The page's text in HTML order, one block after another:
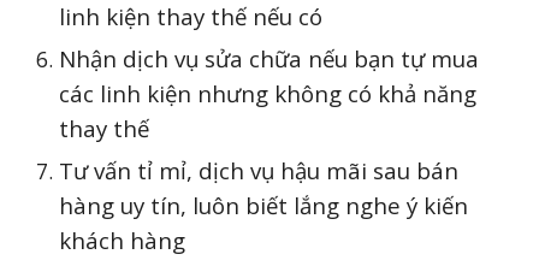
linh kiện thay thế nếu có
Nhận dịch vụ sửa chữa nếu bạn tự mua
các linh kiện nhưng không có khả năng
thay thế
Tư vấn tỉ mỉ, dịch vụ hậu mãi sau bán
hàng uy tín, luôn biết lắng nghe ý kiến
khách hàng